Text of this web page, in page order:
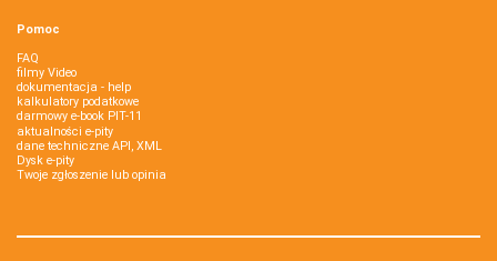
Pomoc
FAQ
filmy Video
dokumentacja - help
kalkulatory podatkowe
darmowy e-book PIT-11
aktualności e-pity
dane techniczne API, XML
Dysk e-pity
Twoje zgłoszenie lub opinia